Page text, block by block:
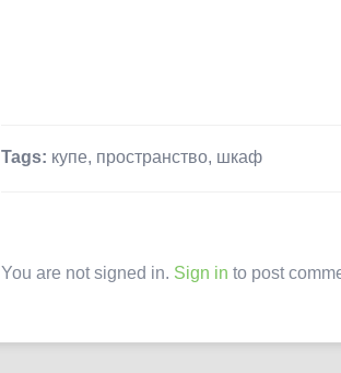
Tags: купе, пространство, шкаф
You are not signed in. Sign in to post